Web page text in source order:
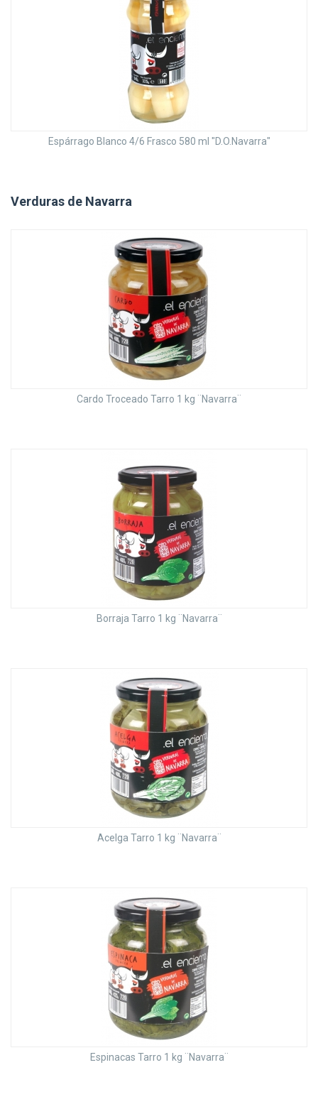
Espárrago Blanco 4/6 Frasco 580 ml "D.O.Navarra"
Verduras de Navarra
Cardo Troceado Tarro 1 kg ¨Navarra¨
Borraja Tarro 1 kg ¨Navarra¨
Acelga Tarro 1 kg ¨Navarra¨
Espinacas Tarro 1 kg ¨Navarra¨